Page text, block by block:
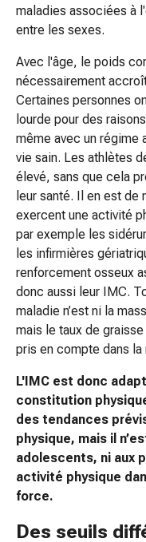
Grippe
et
Toux
et
Douche
nasale
Rhume
Cœur
et
circulation
sanguine
Cœur
Bas
de
de
sanguine
Arrêter
de
Veines
maladies associées à
entre les sexes.
Avec l'âge, le poids
nécessairement
Certaines personnes
lourde pour des
même avec un régime
vie sain. Les athlètes
élevé, sans que cela
leur santé. Il en est de
exercent une activité
par exemple les
les infirmières
renforcement osseux
donc aussi leur IMC.
maladie n’est ni la
mais le taux de
pris en compte dans
L'IMC est donc
constitution
des tendances
physique, mais il
adolescents, ni aux
activité physique
force.
Des seuils